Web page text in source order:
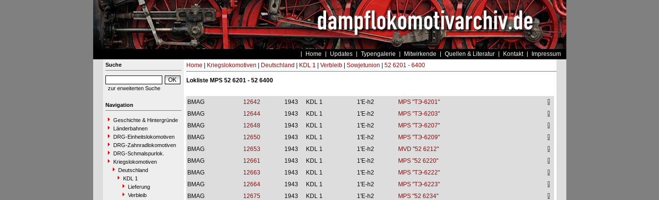
Home Updates Typengalerie Mitwirkende Quellen & Literatur Kontakt Impressum
Suche
zur erweiterten Suche
Navigation
Geschichte & Hintergründe
Länderbahnen
DRG-Einheitslokomotiven
DRG-Zahnradlokomotiven
DRG-Schmalspurlok.
Kriegslokomotiven
Deutschland
KDL 1
Lieferung
Verbleib
Home Kriegslokomotiven Deutschland KDL 1 Verbleib| Sowjetunion 52 6201 - 6400
Lokliste MPS 52 6201 - 52 6400
BMAG 12642 1943 KDL 1 1'E-h2
MPS "TЭ-6201"
BMAG
12644 1943 KDL 1 1'E-h2
MPS "TЭ-6203"
BMAG
12648 1943 KDL 1 1'E-h2
MPS "TЭ-6207"
BMAG
12650 1943 KDL 1 1'E-h2
MPS "TЭ-6209"
BMAG
12653 1943 KDL 1 1'E-h2
MVD "52 6212"
BMAG
12661 1943 KDL 1 1'E-h2
MPS "52 6220"
BMAG
12663 1943 KDL 1 1'E-h2
MPS "TЭ-6222"
BMAG
12664 1943 KDL 1 1'E-h2
MPS "TЭ-6223"
BMAG
12675 1943 KDL 1 1'E-h2
MPS "52 6234"